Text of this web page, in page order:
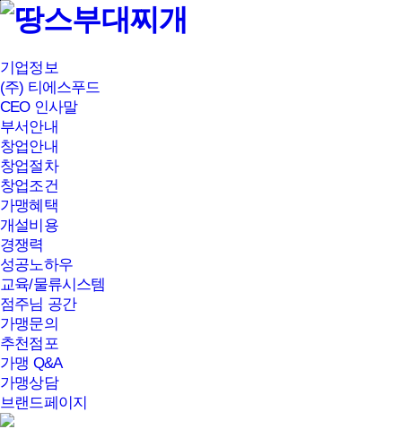
본문바로가기
기업정보
(주) 티에스푸드
CEO 인사말
부서안내
창업안내
창업절차
창업조건
가맹혜택
개설비용
경쟁력
성공노하우
교육/물류시스템
점주님 공간
가맹문의
추천점포
가맹 Q&A
가맹상담
브랜드페이지